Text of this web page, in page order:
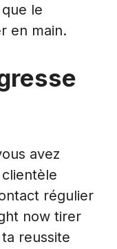
le
en main.
avez
régulier
now tirer
reussite